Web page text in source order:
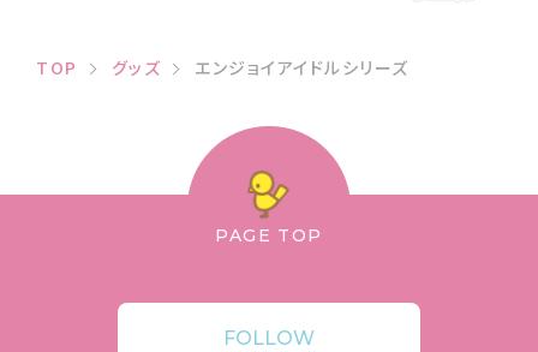
TOP グッズ エンジョイアイドルシリーズ
PAGE TOP
FOLLOW